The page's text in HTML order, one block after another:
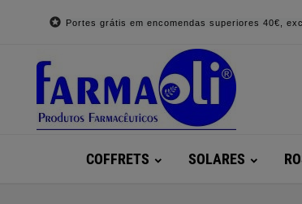
 Portes grátis em encomendas superiores 40€,
COFFRETS SOLARES